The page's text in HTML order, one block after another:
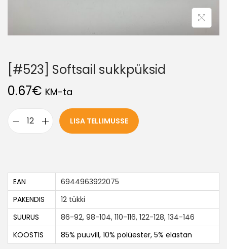
[#523] Softsail sukkpüksid
0.67€ KM-ta
LISA TELLIMUSSE
EAN
6944963922075
PAKENDIS
12 tükki
SUURUS
86-92, 98-104, 110-116, 122-128, 134-146
KOOSTIS
85% puuvill, 10% polüester, 5% elastan